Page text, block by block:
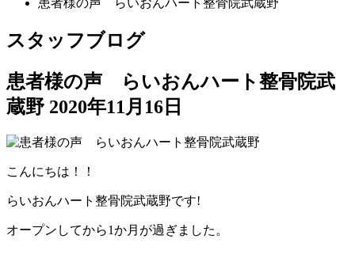
スタッフブログ
患者様の声 らいおんハート整骨院武
蔵野 2020年11月16日
こんにちは！！
らいおんハート整骨院武蔵野です!
オープンしてから1か月が過ぎました。